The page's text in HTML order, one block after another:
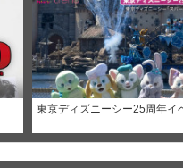
東京ディズニーシー25周年イ